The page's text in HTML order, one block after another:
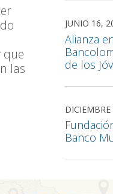
que
las
JUNIO 16,
Alianza
de los
Banco